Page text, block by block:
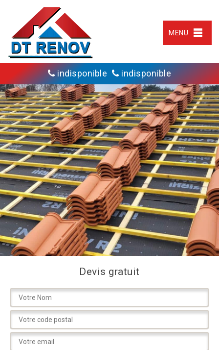
MENU
indisponible indisponible
Devis gratuit